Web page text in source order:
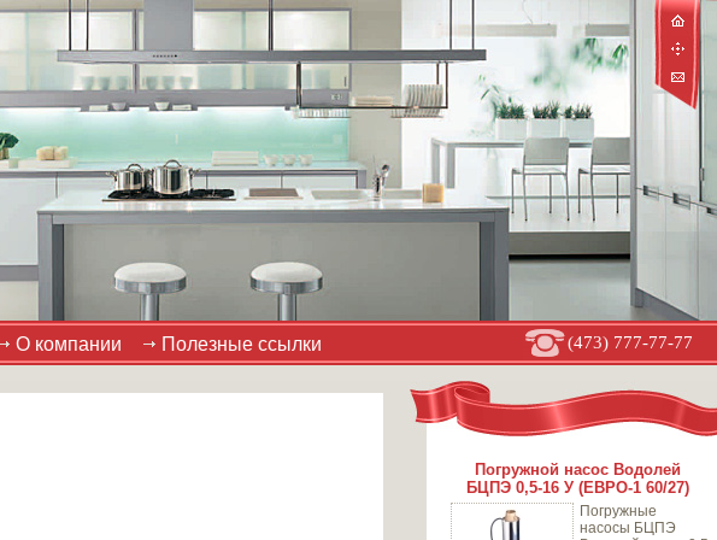
(473) 777-77-77
О компании Полезные ссылки
Погружной насос Водолей
БЦПЭ 0,5-16 У (ЕВРО-1 60/27)
Погружные
насосы БЦПЭ